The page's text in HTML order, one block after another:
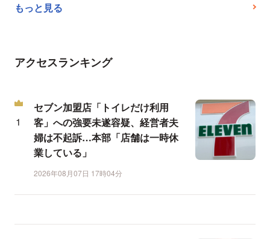
もっと見る
アクセスランキング
セブン加盟店「トイレだけ利用
客」への強要未遂容疑、経営者夫
婦は不起訴…本部「店舗は一時休
業している」
2026年08月07日 17時04分